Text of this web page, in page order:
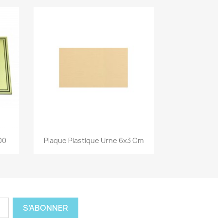
Aperçu rapide
Plaque Plastique Urne 6x3 Cm